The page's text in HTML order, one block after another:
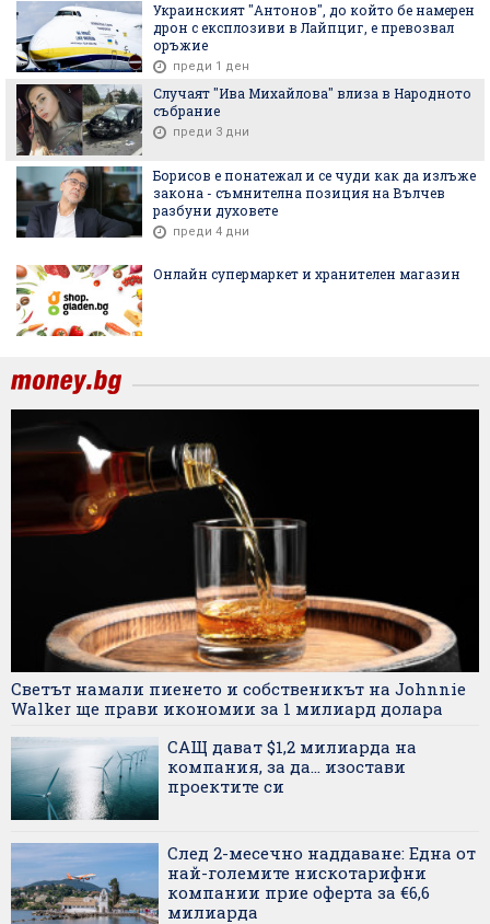
Украинският "Антонов", до който бе намерен
дрон с експлозиви в Лайпциг, е превозвал
оръжие
преди 1 ден
Случаят "Ива Михайлова" влиза в Народното
събрание
преди 3 дни
Борисов е понатежал и се чуди как да излъже
закона - съмнителна позиция на Вълчев
разбуни духовете
преди 4 дни
Онлайн супермаркет и хранителен магазин
Светът намали пиенето и собственикът на Johnnie
Walker ще прави икономии за 1 милиард долара
САЩ дават $1,2 милиарда на
компания, за да... изостави
проектите си
След 2-месечно наддаване: Една от
най-големите нискотарифни
компании прие оферта за €6,6
милиарда